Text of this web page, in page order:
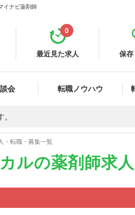
イナビ薬剤師
最近見た求人
0
保存
会 転職ノウハウ
・転職・募集一覧
ルの薬剤師求